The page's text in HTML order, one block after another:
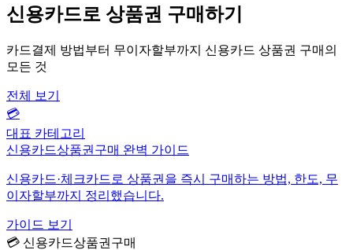
신용카드로 상품권 구매하기
카드결제 방법부터 무이자할부까지 신용카드 상품권 구매의
모든 것
전체 보기
💳
대표 카테고리
신용카드상품권구매 완벽 가이드
신용카드·체크카드로 상품권을 즉시 구매하는 방법, 한도, 무
이자할부까지 정리했습니다.
가이드 보기
💳 신용카드상품권구매